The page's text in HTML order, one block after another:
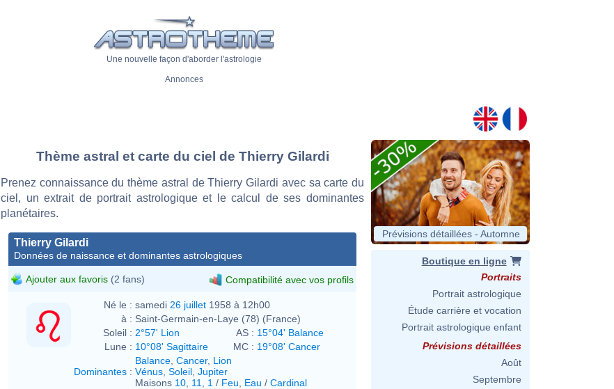
Une nouvelle façon d'aborder l'astrologie
Annonces
Thème astral et carte du ciel de Thierry Gilardi
Prenez connaissance du thème astral de Thierry Gilardi avec sa carte du
ciel, un extrait de portrait astrologique et le calcul de ses dominantes
planétaires.
Thierry Gilardi
Données de naissance et dominantes astrologiques
Ajouter aux favoris (2 fans) Compatibilité avec vos profils
Né le : samedi 26 juillet 1958 à 12h00
à : Saint-Germain-en-Laye (78) (France)
Soleil : 2°57' Lion AS : 15°04' Balance
Lune : 10°08' Sagittaire MC : 19°08' Cancer
Dominantes :
Balance Cancer, Lion
Vénus Soleil Jupiter
Maisons 10 11 1 / Feu Eau / Cardinal
Prévisions détaillées - Automne
Boutique en ligne
Portraits
Portrait astrologique
Étude carrière et vocation
Portrait astrologique enfant
Prévisions détaillées
Août
Septembre